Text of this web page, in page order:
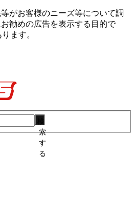
がお客様のニーズ等について調
勧めの広告を表⽰する⽬的で
ます。
索
す
る